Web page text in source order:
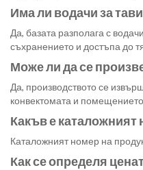
Има ли водачи за
Да, базата разполага с
съхранението и достъпа до
Може ли да се
Да, производството се
конвектомата и
Какъв е каталожният
Каталожният номер на
Как се определя